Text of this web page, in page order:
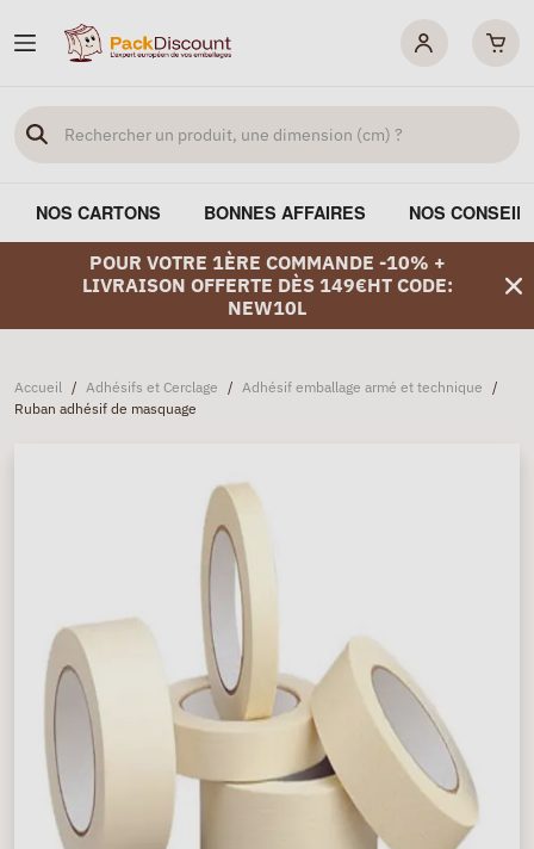
NOS CARTONS BONNES AFFAIRES NOS
POUR VOTRE 1ÈRE COMMANDE -10% +
LIVRAISON OFFERTE DÈS 149€HT CODE:
NEW10L
Accueil / Adhésifs et Cerclage / Adhésif emballage armé et technique /
Ruban adhésif de masquage